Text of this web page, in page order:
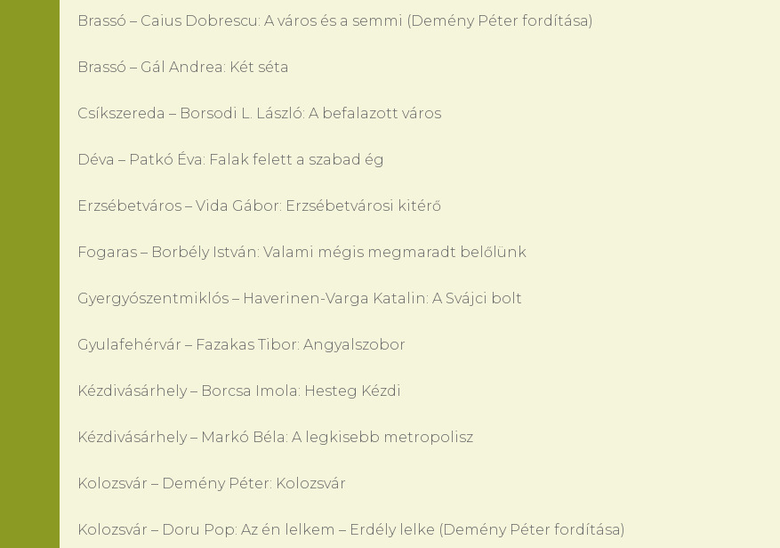
Brassó – Caius Dobrescu: A város és a semmi (Demény Péter fordítása)
Brassó – Gál Andrea: Két séta
Csíkszereda – Borsodi L. László: A befalazott város
Déva – Patkó Éva: Falak felett a szabad ég
Erzsébetváros – Vida Gábor: Erzsébetvárosi kitérő
Fogaras – Borbély István: Valami mégis megmaradt belőlünk
Gyergyószentmiklós – Haverinen-Varga Katalin: A Svájci bolt
Gyulafehérvár – Fazakas Tibor: Angyalszobor
Kézdivásárhely – Borcsa Imola: Hesteg Kézdi
Kézdivásárhely – Markó Béla: A legkisebb metropolisz
Kolozsvár – Demény Péter: Kolozsvár
Kolozsvár – Doru Pop: Az én lelkem – Erdély lelke (Demény Péter fordítása)